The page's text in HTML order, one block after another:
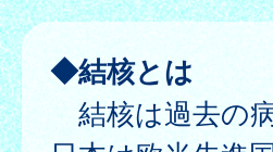
◆結核とは
結核は過去の